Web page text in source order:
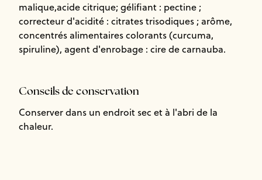
malique,acide citrique; gélifiant : pectine ;
correcteur d'acidité : citrates trisodiques ; arôme,
concentrés alimentaires colorants (curcuma,
spiruline), agent d'enrobage : cire de carnauba.
Conseils de conservation
Conserver dans un endroit sec et à l'abri de la
chaleur.